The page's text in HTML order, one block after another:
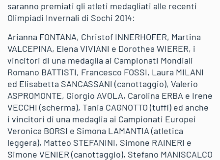
saranno premiati gli atleti medagliati alle recenti
Olimpiadi Invernali di Sochi 2014:
Arianna FONTANA, Christof INNERHOFER, Martina
VALCEPINA, Elena VIVIANI e Dorothea WIERER, i
vincitori di una medaglia ai Campionati Mondiali
Romano BATTISTI, Francesco FOSSI, Laura MILANI
ed Elisabetta SANCASSANI (canottaggio), Valerio
ASPROMONTE, Giorgio AVOLA, Carolina ERBA e Irene
VECCHI (scherma), Tania CAGNOTTO (tuffi) ed anche
i vincitori di una medaglia ai Campionati Europei
Veronica BORSI e Simona LAMANTIA (atletica
leggera), Matteo STEFANINI, Simone RAINERI e
Simone VENIER (canottaggio), Stefano MANISCALCO